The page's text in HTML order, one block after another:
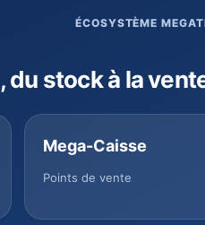
ÉCOSYSTÈME
du stock à la
Mega-Caisse
Points de vente